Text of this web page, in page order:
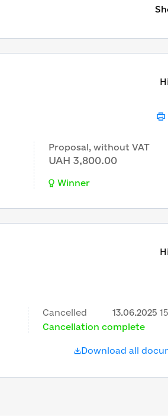
Proposal, without VAT
UAH 3,800.00
Winner
Cancelled 13.06.2025
Cancellation complete
Download all